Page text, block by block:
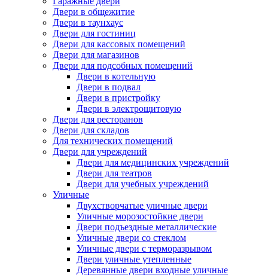
Двери в общежитие
Двери в таунхаус
Двери для гостиниц
Двери для кассовых помещений
Двери для магазинов
Двери для подсобных помещений
Двери в котельную
Двери в подвал
Двери в пристройку
Двери в электрощитовую
Двери для ресторанов
Двери для складов
Для технических помещений
Двери для учреждений
Двери для медицинских учреждений
Двери для театров
Двери для учебных учреждений
Уличные
Двухстворчатые уличные двери
Уличные морозостойкие двери
Двери подъездные металлические
Уличные двери со стеклом
Уличные двери с терморазрывом
Двери уличные утепленные
Деревянные двери входные уличные